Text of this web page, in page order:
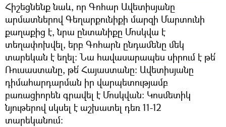
Հիշեցնենք նաև, որ Գոհար Ավետիսյանը
արմատներով Գեղարքունիքի մարզի Մարտունի
քաղաքից է, նրա ընտանիքը Մոսկվա է
տեղափոխվել, երբ Գոհարն ընդամենը մեկ
տարեկան է եղել։ Նա հավասարապես սիրում է թե՛
Ռուսաստանը, թե՛ Հայաստանը։ Ավետիսյանը
դիմահարդարման իր վարպետությամբ
բառացիորեն գրավել է Մոսկվան։ Կոսմետիկ
նյութերով սկսել է աշխատել դեռ 11-12
տարեկանում։